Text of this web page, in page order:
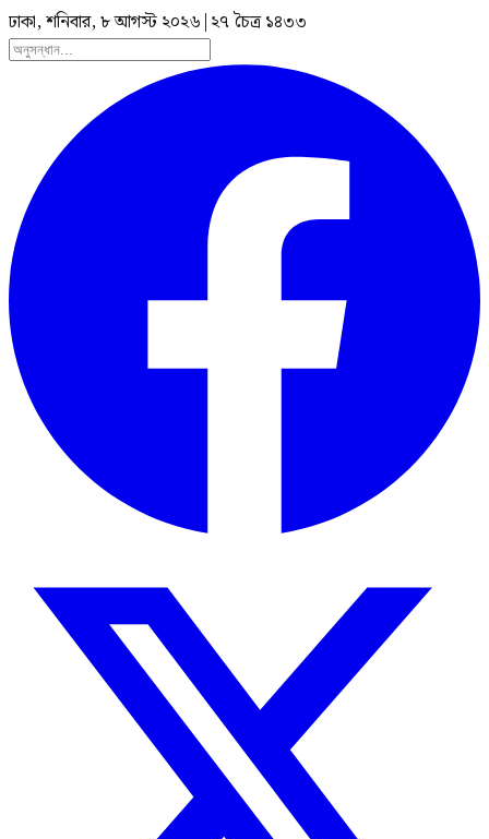
ঢাকা, শনিবার, ৮ আগস্ট ২০২৬ | ২৭ চৈত্র ১৪৩৩